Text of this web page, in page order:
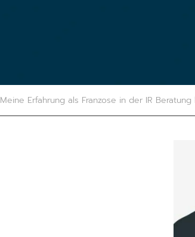
Meine Erfahrung als Franzose in der IR